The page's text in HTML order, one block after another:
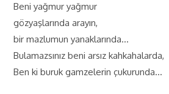
Beni yağmur yağmur
gözyaşlarında arayın,
bir mazlumun yanaklarında…
Bulamazsınız beni arsız kahkahalarda,
Ben ki buruk gamzelerin çukurunda…